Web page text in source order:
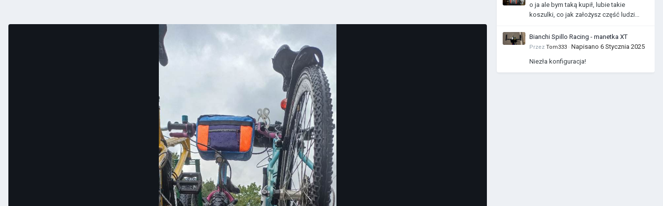
o ja ale bym taką kupił, lubie takie
koszulki, co jak założysz część ludzi...
Bianchi Spillo Racing - manetka XT
Przez Tom333 · Napisano 6 Stycznia 2025
Niezła konfiguracja!